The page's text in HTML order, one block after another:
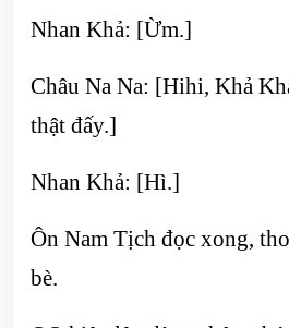
Nhan Khả: [Ừm.]
Châu Na Na: [Hihi, Khả
thật đấy.]
Nhan Khả: [Hì.]
Ôn Nam Tịch đọc xong,
bè.